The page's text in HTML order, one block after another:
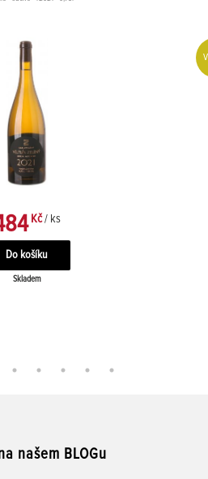
Kč / ks
Skladem
našem BLOGu